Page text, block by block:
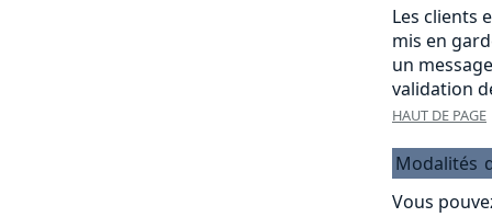
Les clients
mis en
un
validation
HAUT DE PAGE
Modalités
Vous